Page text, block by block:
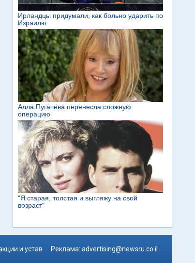
и устав Реклама: advertising@newsru.co.il